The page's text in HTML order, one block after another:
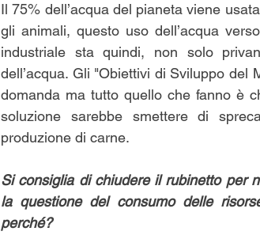
Il 75% dell’acqua del pianeta viene
gli animali, questo uso dell’acqua
industriale sta quindi, non solo
dell’acqua. Gli "Obiettivi di Sviluppo
domanda ma tutto quello che fanno è
soluzione sarebbe smettere di
produzione di carne.
Si consiglia di chiudere il rubinetto per
la questione del consumo delle
perché?